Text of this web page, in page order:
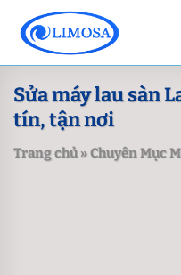
content
Sửa máy lau sàn
tín, tận nơi
Trang chủ»Chuyên Mục